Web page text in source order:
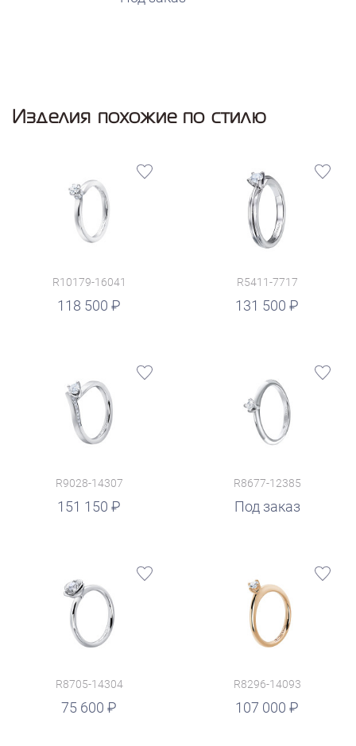
Изделия похожие по стилю
R10179-16041
118 500
R5411-7717
131 500
руб.
R9028-14307
151 150
R8677-12385
Под заказ
R8705-14304
75 600
R8296-14093
107 000
руб.